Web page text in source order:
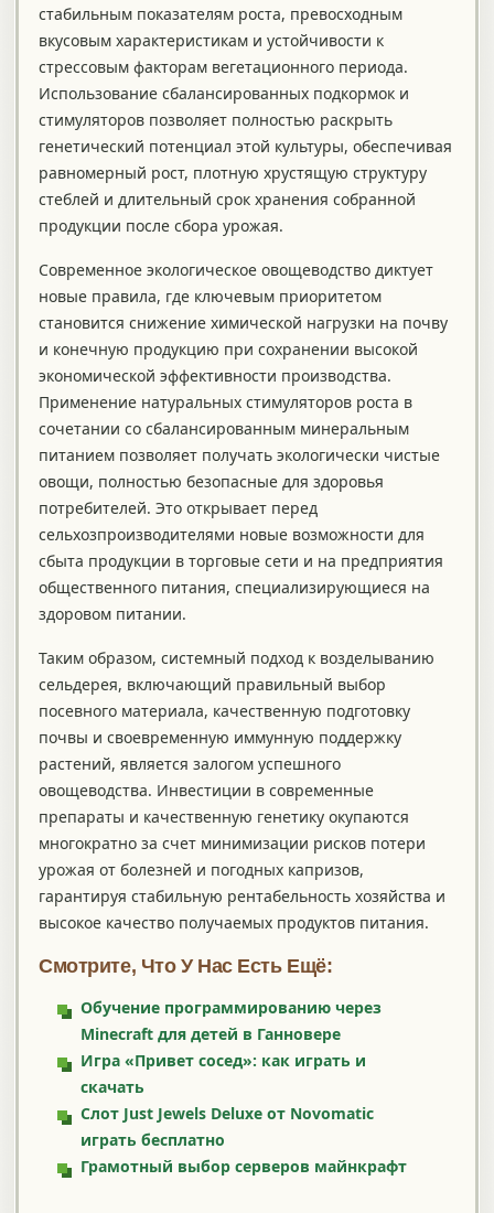
стабильным показателям роста, превосходным
вкусовым характеристикам и устойчивости к
стрессовым факторам вегетационного периода.
Использование сбалансированных подкормок и
стимуляторов позволяет полностью раскрыть
генетический потенциал этой культуры, обеспечивая
равномерный рост, плотную хрустящую структуру
стеблей и длительный срок хранения собранной
продукции после сбора урожая.
Современное экологическое овощеводство диктует
новые правила, где ключевым приоритетом
становится снижение химической нагрузки на почву
и конечную продукцию при сохранении высокой
экономической эффективности производства.
Применение натуральных стимуляторов роста в
сочетании со сбалансированным минеральным
питанием позволяет получать экологически чистые
овощи, полностью безопасные для здоровья
потребителей. Это открывает перед
сельхозпроизводителями новые возможности для
сбыта продукции в торговые сети и на предприятия
общественного питания, специализирующиеся на
здоровом питании.
Таким образом, системный подход к возделыванию
сельдерея, включающий правильный выбор
посевного материала, качественную подготовку
почвы и своевременную иммунную поддержку
растений, является залогом успешного
овощеводства. Инвестиции в современные
препараты и качественную генетику окупаются
многократно за счет минимизации рисков потери
урожая от болезней и погодных капризов,
гарантируя стабильную рентабельность хозяйства и
высокое качество получаемых продуктов питания.
Смотрите, Что У Нас Есть Ещё:
Обучение программированию через
Minecraft для детей в Ганновере
Игра «Привет сосед»: как играть и
скачать
Слот Just Jewels Deluxe от Novomatic
играть бесплатно
Грамотный выбор серверов майнкрафт